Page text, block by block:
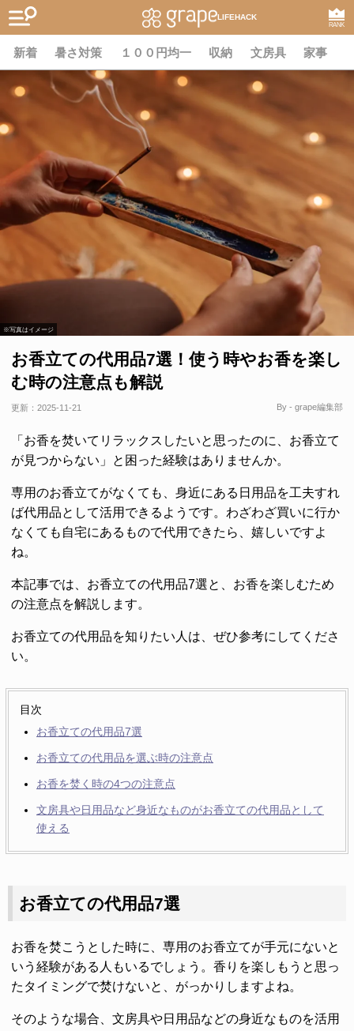
LIFEHACK
RANK
新着 暑さ対策 １００円均一 収納 文房具 家事
※写真はイメージ
お香立ての代用品7選！使う時やお香を楽し
む時の注意点も解説
更新： 2025-11-21 By - grape編集部
「お香を焚いてリラックスしたいと思ったのに、お香立て
が見つからない」と困った経験はありませんか。
専用のお香立てがなくても、身近にある日用品を工夫すれ
ば代用品として活用できるようです。わざわざ買いに行か
なくても自宅にあるもので代用できたら、嬉しいですよ
ね。
本記事では、お香立ての代用品7選と、お香を楽しむため
の注意点を解説します。
お香立ての代用品を知りたい人は、ぜひ参考にしてくださ
い。
目次
お香立ての代用品7選
お香立ての代用品を選ぶ時の注意点
お香を焚く時の4つの注意点
文房具や日用品など身近なものがお香立ての代用品として
使える
お香立ての代用品7選
お香を焚こうとした時に、専用のお香立てが手元にないと
いう経験がある人もいるでしょう。香りを楽しもうと思っ
たタイミングで焚けないと、がっかりしますよね。
そのような場合、文房具や日用品などの身近なものを活用